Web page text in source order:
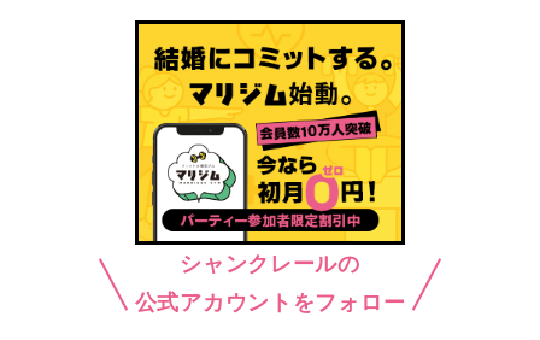
シャンクレールの
公式アカウントをフォロー